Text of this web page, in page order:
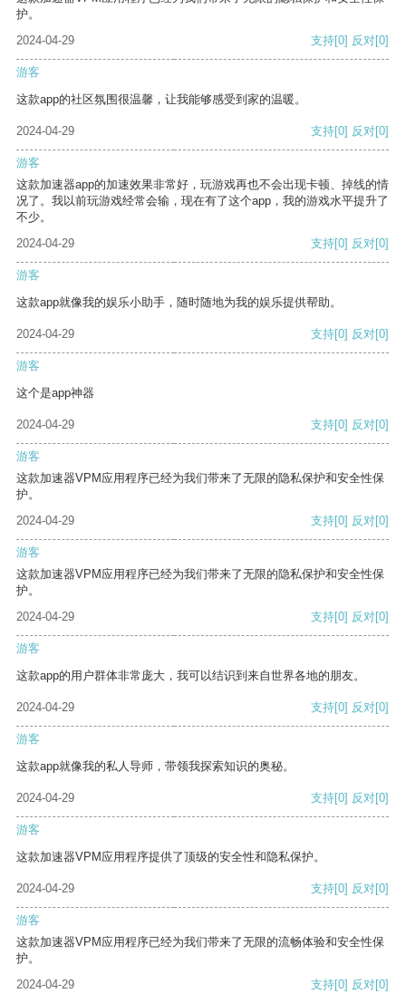
护。
2024-04-29
支持[0] 反对[0]
游客
这款app的社区氛围很温馨，让我能够感受到家的温暖。
2024-04-29 支持[0] 反对[0]
游客
这款加速器app的加速效果非常好，玩游戏再也不会出现卡顿、掉线的情
况了。我以前玩游戏经常会输，现在有了这个app，我的游戏水平提升了
不少。
2024-04-29
支持[0] 反对[0]
游客
这款app就像我的娱乐小助手，随时随地为我的娱乐提供帮助。
2024-04-29 支持[0] 反对[0]
游客
这个是app神器
2024-04-29 支持[0] 反对[0]
游客
这款加速器VPM应用程序已经为我们带来了无限的隐私保护和安全性保
护。
2024-04-29
支持[0] 反对[0]
游客
这款加速器VPM应用程序已经为我们带来了无限的隐私保护和安全性保
护。
2024-04-29
支持[0] 反对[0]
游客
这款app的用户群体非常庞大，我可以结识到来自世界各地的朋友。
2024-04-29 支持[0] 反对[0]
游客
这款app就像我的私人导师，带领我探索知识的奥秘。
2024-04-29 支持[0] 反对[0]
游客
这款加速器VPM应用程序提供了顶级的安全性和隐私保护。
2024-04-29 支持[0] 反对[0]
游客
这款加速器VPM应用程序已经为我们带来了无限的流畅体验和安全性保
护。
2024-04-29
支持[0] 反对[0]